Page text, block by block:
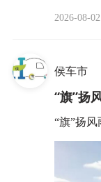
2026-08-02
侯车市
“旗”扬
“旗”扬